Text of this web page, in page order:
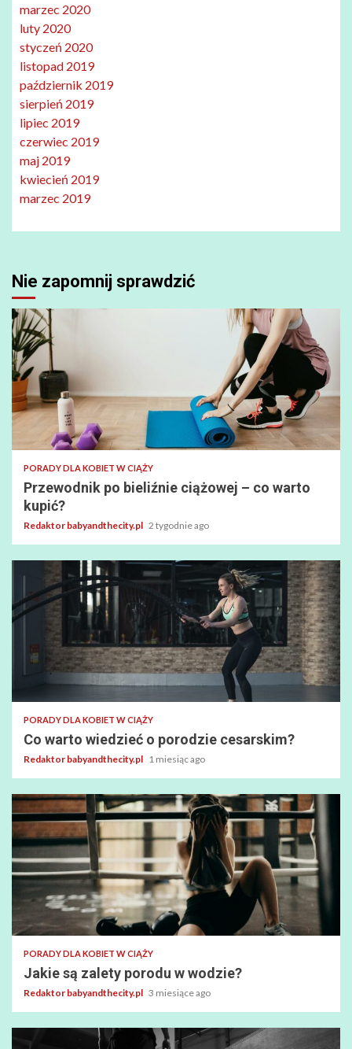
marzec 2020
luty 2020
styczeń 2020
listopad 2019
październik 2019
sierpień 2019
lipiec 2019
czerwiec 2019
maj 2019
kwiecień 2019
marzec 2019
Nie zapomnij sprawdzić
PORADY DLA KOBIET W CIĄŻY
Przewodnik po bieliźnie ciążowej – co warto
kupić?
Redaktor babyandthecity.pl 2 tygodnie ago
PORADY DLA KOBIET W CIĄŻY
Co warto wiedzieć o porodzie cesarskim?
Redaktor babyandthecity.pl 1 miesiąc ago
PORADY DLA KOBIET W CIĄŻY
Jakie są zalety porodu w wodzie?
Redaktor babyandthecity.pl 3 miesiące ago